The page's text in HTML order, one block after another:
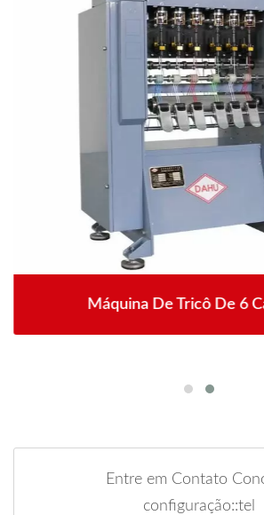
Máquina De Tricô De 6
Entre em Contato
configuração::tel